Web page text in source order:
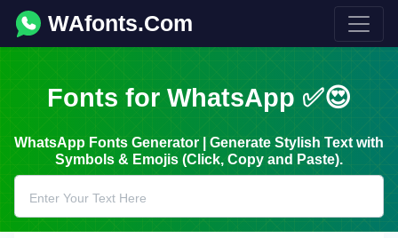
WAfonts.Com
Fonts for WhatsApp ✅😍
WhatsApp Fonts Generator | Generate Stylish Text with
Symbols & Emojis (Click, Copy and Paste).